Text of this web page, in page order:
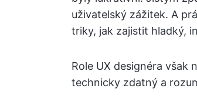
uživatelský zážitek. A
triky, jak zajistit hladký,
Role UX designéra však
technicky zdatný a